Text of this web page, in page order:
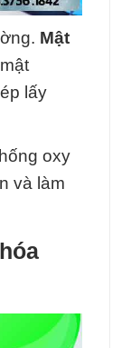
Mật
lấy
oxy
và làm